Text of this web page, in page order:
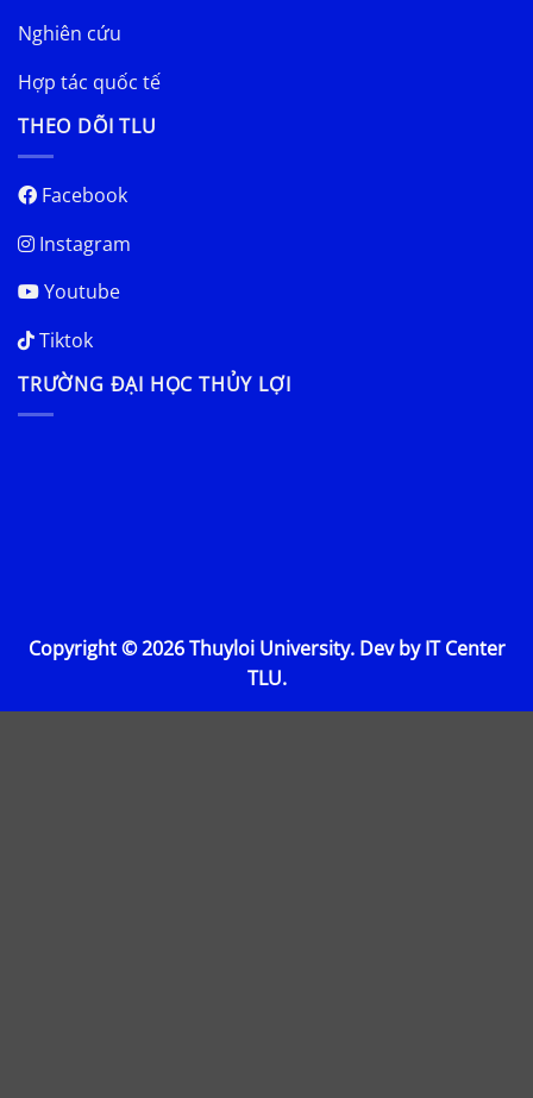
Nghiên cứu
Hợp tác quốc tế
THEO DÕI TLU
Facebook
Instagram
Youtube
Tiktok
TRƯỜNG ĐẠI HỌC THỦY LỢI
Copyright © 2026 Thuyloi University. Dev by IT Center
TLU.